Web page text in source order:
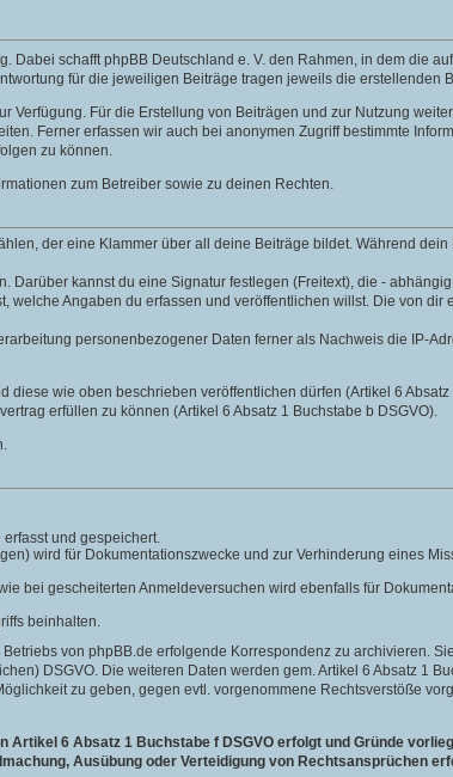
Dabei schafft phpBB Deutschland e. V. den Rahmen, in dem die
für die jeweiligen Beiträge tragen jeweils die erstellenden
Für die Erstellung von Beiträgen und zur Nutzung
Ferner erfassen wir auch bei anonymen Zugriff bestimmte
zu können.
zum Betreiber sowie zu deinen Rechten.
der eine Klammer über all deine Beiträge bildet. Während dein
kannst du eine Signatur festlegen (Freitext), die -
Angaben du erfassen und veröffentlichen willst. Die von dir
personenbezogener Daten ferner als Nachweis die IP-
wie oben beschrieben veröffentlichen dürfen (Artikel 6
erfüllen zu können (Artikel 6 Absatz 1 Buchstabe b DSGVO).
und gespeichert.
wird für Dokumentationszwecke und zur Verhinderung eines
bei gescheiterten Anmeldeversuchen wird ebenfalls für
beinhalten.
von phpBB.de erfolgende Korrespondenz zu archivieren.
DSGVO. Die weiteren Daten werden gem. Artikel 6 Absatz 1
zu geben, gegen evtl. vorgenommene Rechtsverstöße
6 Absatz 1 Buchstabe f DSGVO erfolgt und Gründe
Ausübung oder Verteidigung von Rechtsansprüchen